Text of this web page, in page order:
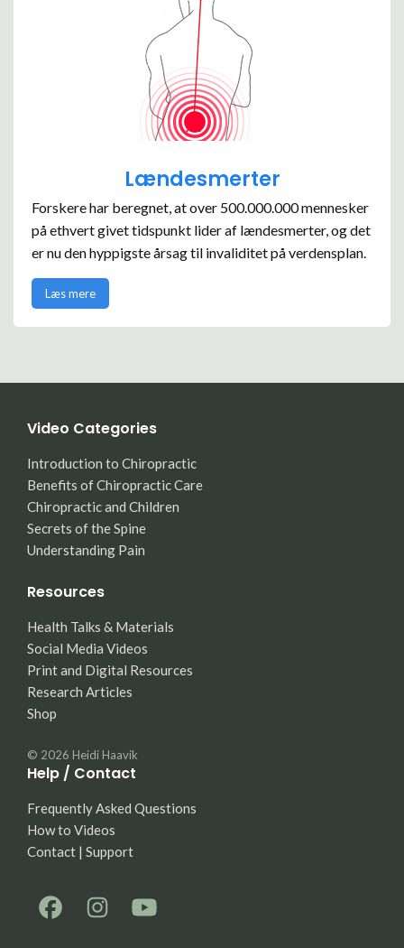
Lændesmerter
Forskere har beregnet, at over 500.000.000 mennesker
på ethvert givet tidspunkt lider af lændesmerter, og det
er nu den hyppigste årsag til invaliditet på verdensplan.
Læs mere
Video Categories
Introduction to Chiropractic
Benefits of Chiropractic Care
Chiropractic and Children
Secrets of the Spine
Understanding Pain
Resources
Health Talks & Materials
Social Media Videos
Print and Digital Resources
Research Articles
Shop
© 2026 Heidi Haavik
Help / Contact
Frequently Asked Questions
How to Videos
Contact | Support